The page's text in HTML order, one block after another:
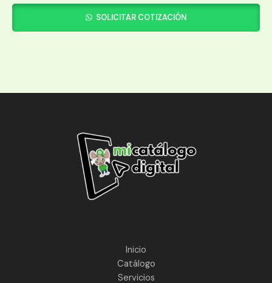
SOLICITAR COTIZACIÓN
Inicio
Catálogo
Servicios